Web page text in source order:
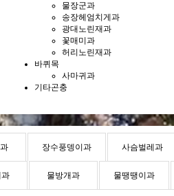
물장군과
송장헤엄치게과
광대노린재과
꽃매미과
허리노린재과
바퀴목
사마귀과
기타곤충
장수풍뎅이과 사슴벌레과
과 물방개과 물땡땡이과